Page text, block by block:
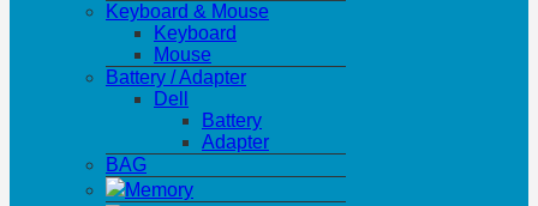
Keyboard & Mouse
Keyboard
Mouse
Battery / Adapter
Dell
Battery
Adapter
BAG
Memory